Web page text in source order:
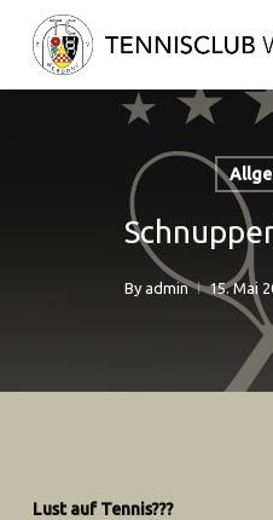
By admin 15. Mai
Lust auf Tennis???